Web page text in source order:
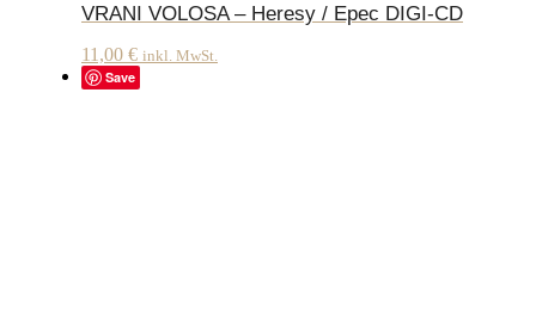
VRANI VOLOSA – Heresy / Epec DIGI-CD
11,00 € inkl. MwSt.
Save